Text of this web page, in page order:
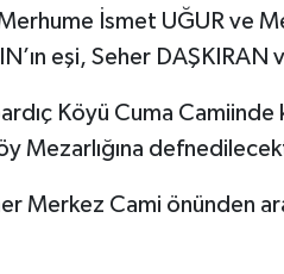
Merhume İsmet UĞUR ve
eşi, Seher DAŞKIRAN
Köyü Cuma Camiinde
Mezarlığına
Merkez Cami önünden